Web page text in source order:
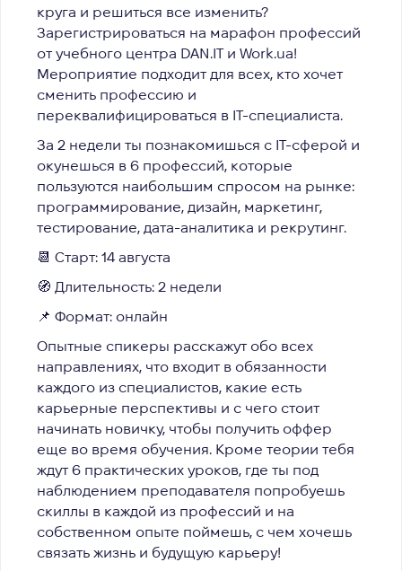
круга и решиться все изменить?
Зарегистрироваться на марафон профессий
от учебного центра DAN.IT и Work.ua!
Мероприятие подходит для всех, кто хочет
сменить профессию и
переквалифицироваться в IТ-специалиста.
За 2 недели ты познакомишься с ІТ-сферой и
окунешься в 6 профессий,которые
пользуются наибольшим спросом на рынке:
программирование, дизайн, маркетинг,
тестирование, дата-аналитика и рекрутинг.
📆 Старт: 14 августа
🧭 Длительность: 2 недели
📌 Формат: онлайн
Опытные спикеры расскажут обо всех
направлениях, что входит в обязанности
каждого из специалистов, какие есть
карьерные перспективы и с чего стоит
начинать новичку, чтобы получить оффер
еще во время обучения. Кроме теории тебя
ждут 6 практических уроков, где ты под
наблюдением преподавателя попробуешь
скиллы в каждой из профессий и на
собственном опыте поймешь, с чем хочешь
связать жизнь и будущую карьеру!